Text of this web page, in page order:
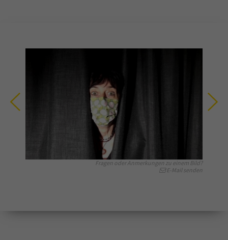
Fragen oder Anmerkungen zu einem Bild?
E-Mail senden